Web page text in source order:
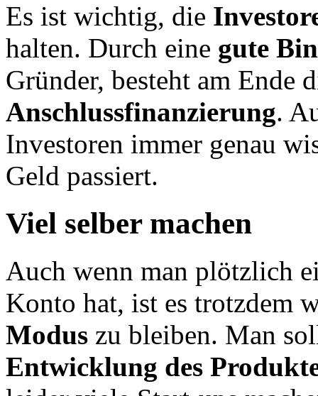
Es ist wichtig, die
halten. Durch eine gute
Gründer, besteht am Ende
Anschlussfinanzierung.
Investoren immer genau
Geld passiert.
Viel selber machen
Auch wenn man plötzlich
Konto hat, ist es trotzdem
Modus zu bleiben. Man
Entwicklung des